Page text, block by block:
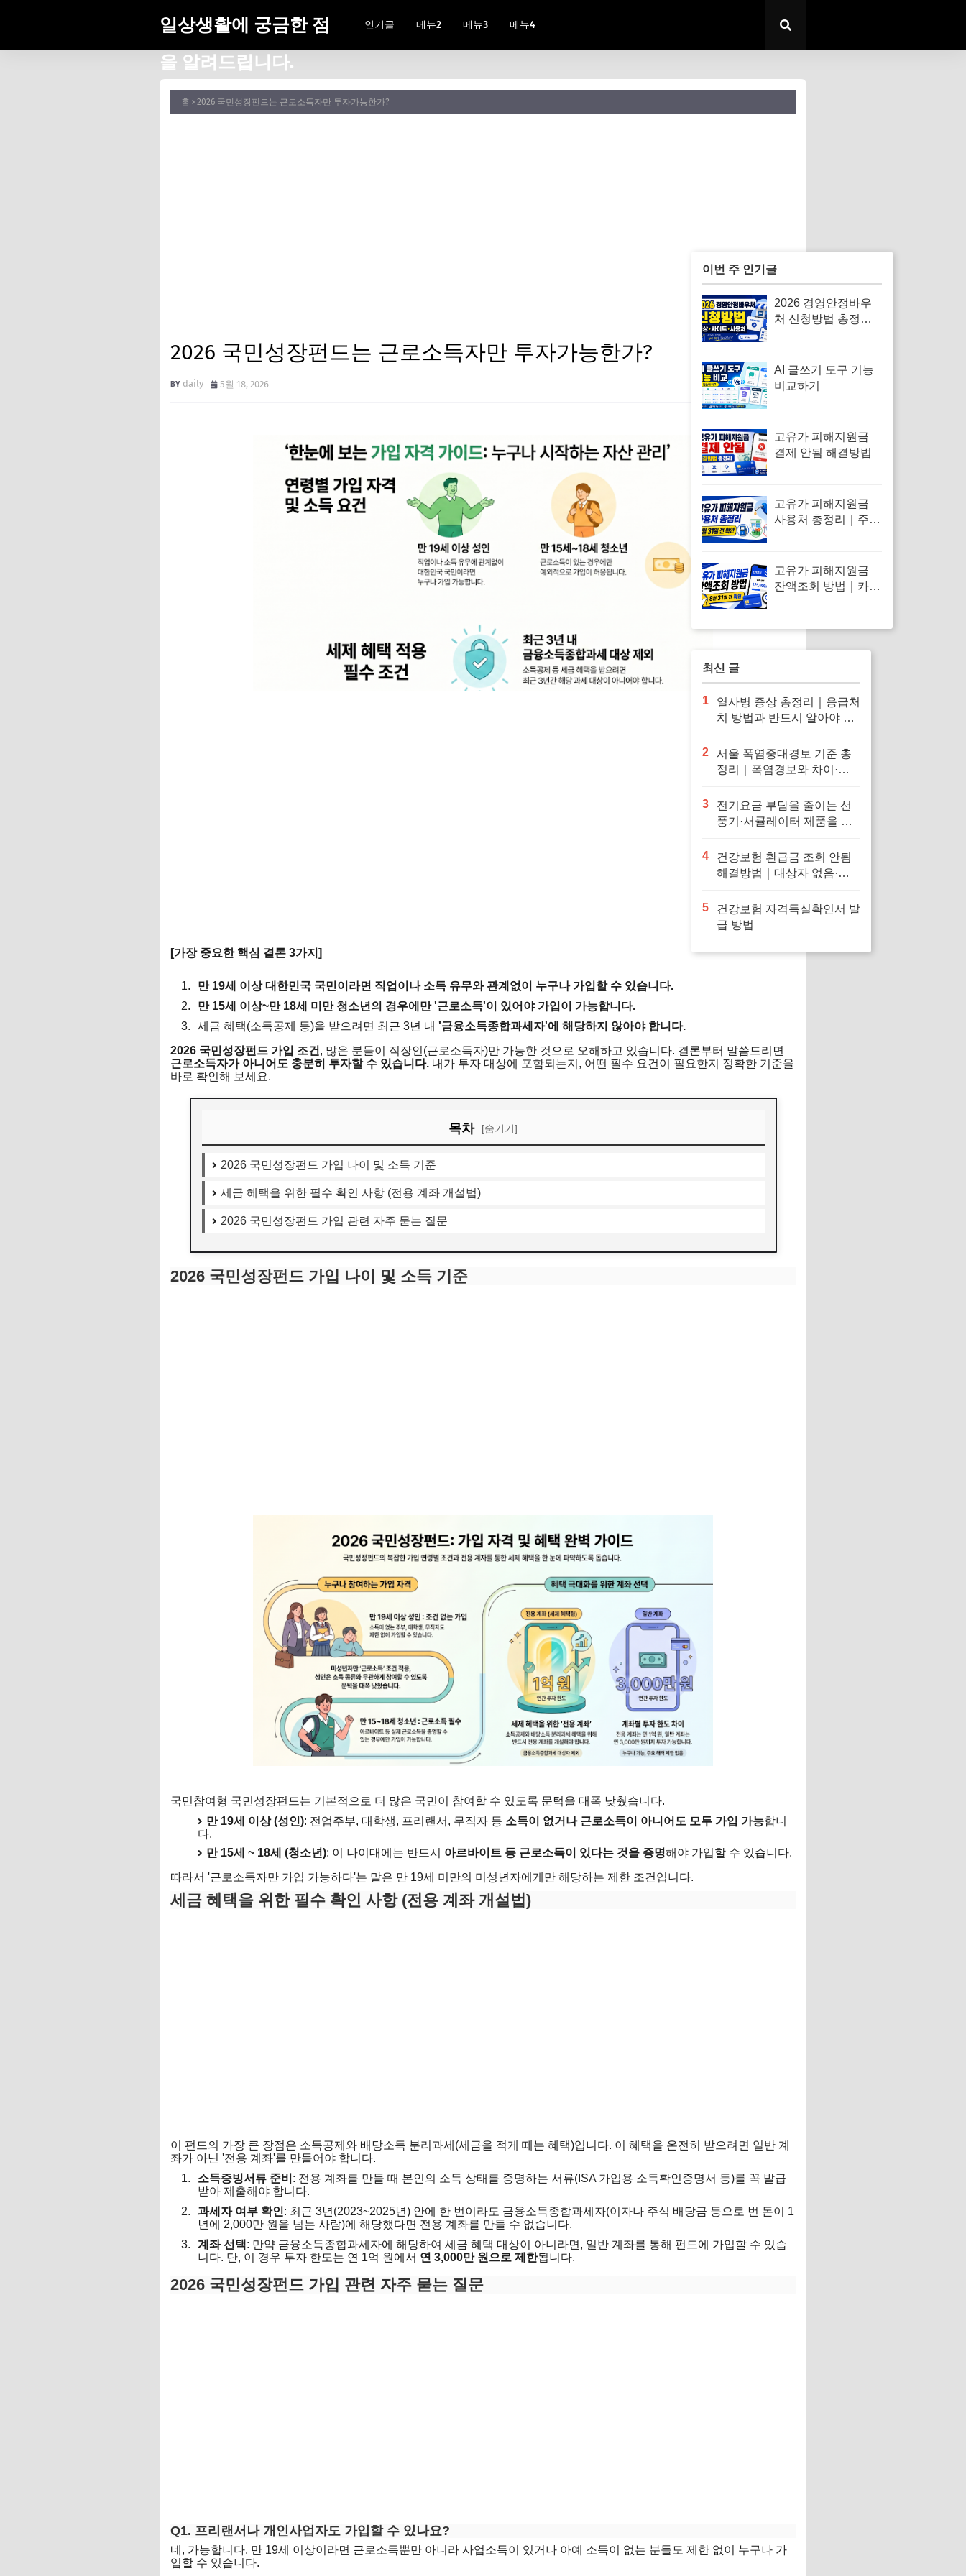
일상생활에 궁금한 점
을 알려드립니다.
인기글 메뉴2 메뉴3 메뉴4
홈 2026 국민성장펀드는 근로소득자만 투자가능한가?
2026 국민성장펀드는 근로소득자만 투자가능한가?
daily 5월 18, 2026
[가장 중요한 핵심 결론 3가지]
만 19세 이상 대한민국 국민이라면 직업이나 소득 유무와 관계없이 누구나 가입할 수 있습니다.
만 15세 이상~만 18세 미만 청소년의 경우에만 '근로소득'이 있어야 가입이 가능합니다.
세금 혜택(소득공제 등)을 받으려면 최근 3년 내 '금융소득종합과세자'에 해당하지 않아야 합니다.
2026 국민성장펀드 가입 조건 , 많은 분들이 직장인(근로소득자)만 가능한 것으로 오해하고 있습니다. 결론부터 말씀드리면
근로소득자가 아니어도 충분히 투자할 수 있습니다. 내가 투자 대상에 포함되는지, 어떤 필수 요건이 필요한지 정확한 기준을
바로 확인해 보세요.
목차 [숨기기]
2026 국민성장펀드 가입 나이 및 소득 기준
세금 혜택을 위한 필수 확인 사항 (전용 계좌 개설법)
2026 국민성장펀드 가입 관련 자주 묻는 질문
2026 국민성장펀드 가입 나이 및 소득 기준
국민참여형 국민성장펀드는 기본적으로 더 많은 국민이 참여할 수 있도록 문턱을 대폭 낮췄습니다.
만 19세 이상 (성인): 전업주부, 대학생, 프리랜서, 무직자 등 소득이 없거나 근로소득이 아니어도 모두 가입 가능합니
다.
만 15세 ~ 18세 (청소년): 이 나이대에는 반드시 아르바이트 등 근로소득이 있다는 것을 증명해야 가입할 수 있습니다.
따라서 '근로소득자만 가입 가능하다'는 말은 만 19세 미만의 미성년자에게만 해당하는 제한 조건입니다.
세금 혜택을 위한 필수 확인 사항 (전용 계좌 개설법)
이 펀드의 가장 큰 장점은 소득공제와 배당소득 분리과세(세금을 적게 떼는 혜택)입니다. 이 혜택을 온전히 받으려면 일반 계
좌가 아닌 '전용 계좌'를 만들어야 합니다.
소득증빙서류 준비 : 전용 계좌를 만들 때 본인의 소득 상태를 증명하는 서류(ISA 가입용 소득확인증명서 등)를 꼭 발급
받아 제출해야 합니다.
과세자 여부 확인: 최근 3년(2023~2025년) 안에 한 번이라도 금융소득종합과세자(이자나 주식 배당금 등으로 번 돈이 1
년에 2,000만 원을 넘는 사람)에 해당했다면 전용 계좌를 만들 수 없습니다.
계좌 선택: 만약 금융소득종합과세자에 해당하여 세금 혜택 대상이 아니라면, 일반 계좌를 통해 펀드에 가입할 수 있습
니다. 단, 이 경우 투자 한도는 연 1억 원에서 연 3,000만 원으로 제한됩니다.
2026 국민성장펀드 가입 관련 자주 묻는 질문
Q1. 프리랜서나 개인사업자도 가입할 수 있나요?
네, 가능합니다. 만 19세 이상이라면 근로소득뿐만 아니라 사업소득이 있거나 아예 소득이 없는 분들도 제한 없이 누구나 가
입할 수 있습니다.
이번 주 인기글
2026 경영안정바우
처 신청방법 총정리
AI 글쓰기 도구 기능
비교하기
고유가 피해지원금
결제 안됨 해결방법
고유가 피해지원금
사용처 총정리｜주유
고유가 피해지원금
잔액조회 방법｜카드
최신 글
1
열사병 증상 총정리｜응급처
치 방법과 반드시 알아야 할
2
서울 폭염중대경보 기준 총
정리｜폭염경보와 차이·행
3
전기요금 부담을 줄이는 선
풍기·서큘레이터 제품을 확
4
건강보험 환급금 조회 안됨
해결방법｜대상자 없음·신
5
건강보험 자격득실확인서 발
급 방법